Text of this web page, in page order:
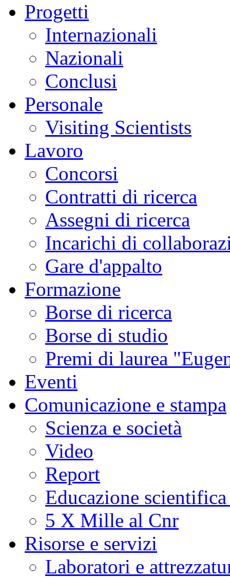
Progetti
Internazionali
Nazionali
Conclusi
Personale
Visiting Scientists
Lavoro
Concorsi
Contratti di ricerca
Assegni di ricerca
Incarichi di
Gare d'appalto
Formazione
Borse di ricerca
Borse di studio
Premi di laurea
Eventi
Comunicazione e stampa
Scienza e società
Video
Report
Educazione
5 X Mille al Cnr
Risorse e servizi
Laboratori e